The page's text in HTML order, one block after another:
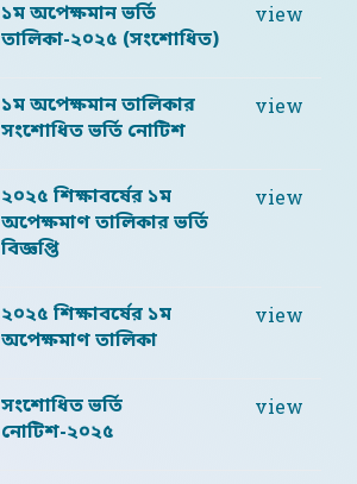
১ম অপেক্ষমান ভর্তি
তালিকা-২০২৫ (সংশোধিত)
view
১ম অপেক্ষমান তালিকার
সংশোধিত ভর্তি নোটিশ
view
২০২৫ শিক্ষাবর্ষের ১ম
অপেক্ষমাণ তালিকার ভর্তি
বিজ্ঞপ্তি
view
২০২৫ শিক্ষাবর্ষের ১ম
অপেক্ষমাণ তালিকা
view
সংশোধিত ভর্তি
নোটিশ-২০২৫
view